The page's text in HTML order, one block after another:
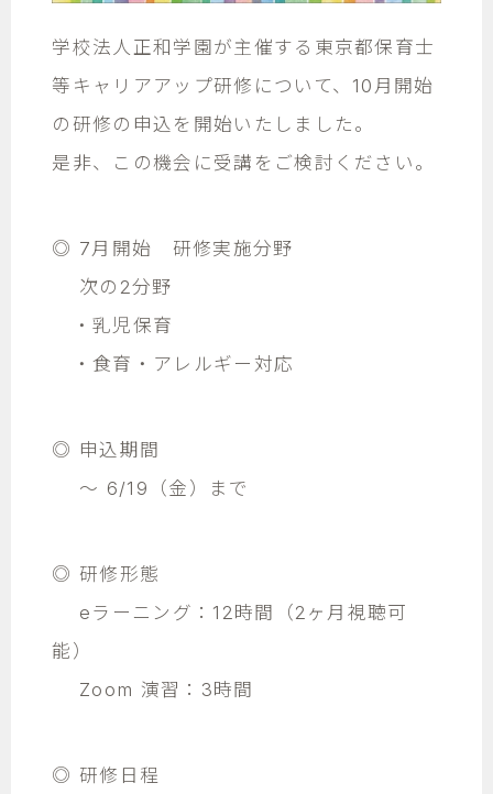
学校法人正和学園が主催する東京都保育士
等キャリアアップ研修について、10月開始
の研修の申込を開始いたしました。
是非、この機会に受講をご検討ください。
◎ 7月開始 研修実施分野
次の2分野
・乳児保育
・食育・アレルギー対応
◎ 申込期間
～ 6/19（金）まで
◎ 研修形態
eラーニング：12時間（2ヶ月視聴可
能）
Zoom 演習：3時間
◎ 研修日程